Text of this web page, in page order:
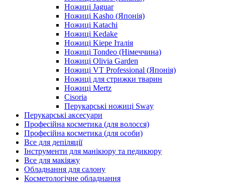
Ножиці Jaguar
Ножиці Kasho (Японія)
Ножиці Katachi
Ножиці Kedake
Ножиці Kiepe Італія
Ножиці Tondeo (Німеччина)
Ножиці Olivia Garden
Ножиці VT Professional (Японія)
Ножиці для стрижки тварин
Ножиці Mertz
Cisoria
Перукарські ножиці Sway
Перукарські аксесуари
Професійна косметика (для волосся)
Професійна косметика (для особи)
Все для депіляції
Інструменти для манікюру та педикюру
Все для макіяжу
Обладнання для салону
Косметологічне обладнання